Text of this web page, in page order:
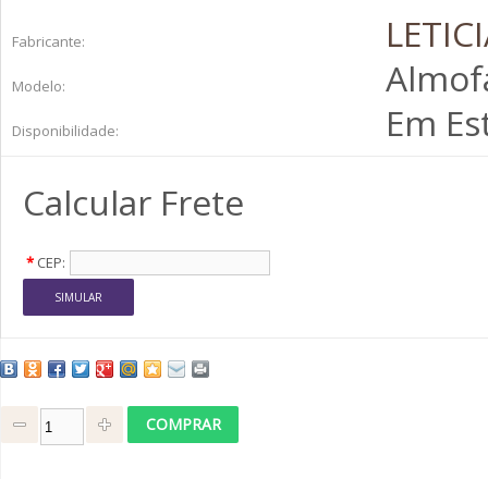
Fabricante:
Modelo:
Disponibilidade:
Em
Calcular Frete
* CEP: